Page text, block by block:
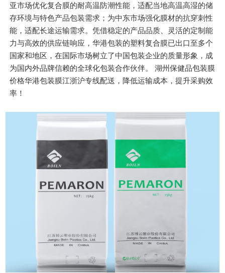
亚市场优化复合膜的耐高温防潮性能，适配当地高温高湿的储
存环境与特色产品包装需求；为中东市场强化膜材的抗穿刺性
能，适配长途运输需求。凭借稳定的产品品质、灵活的定制能
力与高效的供应链响应，华港包装的塑料复合膜已出口至多个
国家和地区，在国际市场树立了中国包装企业的质量形象，成
为国内外品牌信赖的全球化包装合作伙伴。 湖州保健品包装膜
价格华港包装膜江浙沪专线配送，降低运输成本，提升采购效
率！